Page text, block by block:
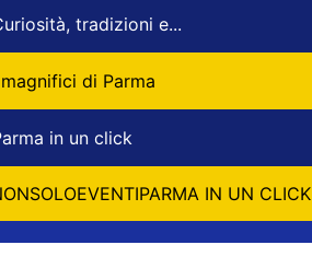
tradizioni e...
di Parma
in un click
IN UN CLICK